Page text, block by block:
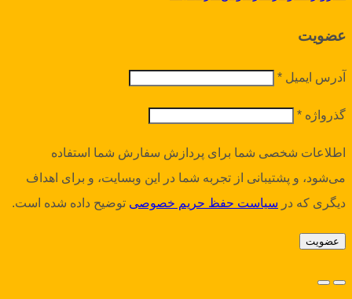
عضویت
آدرس ایمیل *
گذرواژه *
اطلاعات شخصی شما برای پردازش سفارش شما استفاده
می‌شود، و پشتیبانی از تجربه شما در این وبسایت، و برای اهداف
دیگری که در سیاست حفظ حریم خصوصی توضیح داده شده است.
عضویت